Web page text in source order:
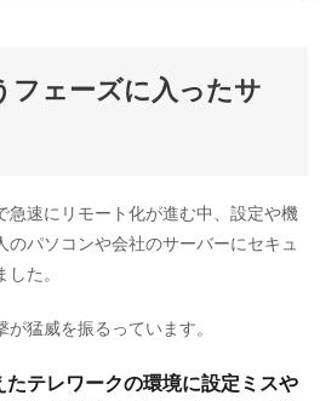
フェーズに入ったサ
急速にリモート化が進む中、設定や機
パソコンや会社のサーバーにセキュ
した。
猛威を振るっています。
たテレワークの環境に設定ミスや